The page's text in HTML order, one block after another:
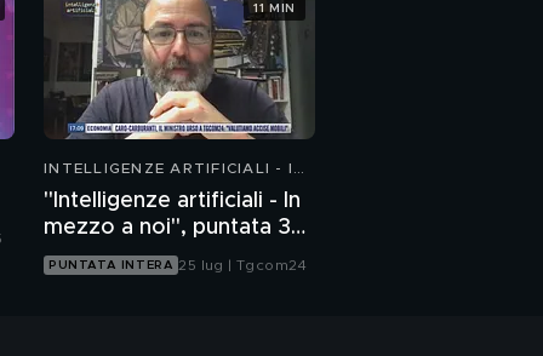
INTELLIGENZE ARTIFICIALI - IN
"Intelligenze artificiali - In
mezzo a noi", puntata 35:
il progetto Glasswing
PUNTATA INTERA 25 lug | Tgcom24
11 MIN